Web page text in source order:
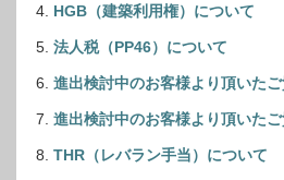
HGB（建築利用権）について
法人税（PP46）について
進出検討中のお客様より頂いた
進出検討中のお客様より頂いた
THR（レバラン手当）について